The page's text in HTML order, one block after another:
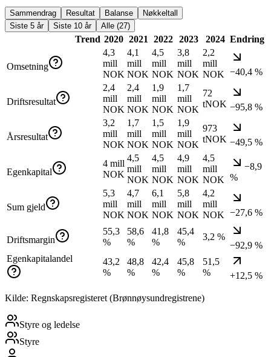
Sammendrag Resultat Balanse
Nøkkeltall
Siste 5 år
Siste 10 år Alle (27)
Trend 2020 2021 2022 2023 2024 Endring
Omsetning
4,3
mill
NOK
4,1
mill
NOK
4,5
mill
NOK
3,8
mill
NOK
2,2
mill
NOK −40,4 %
Driftsresultat
2,4
mill
NOK
2,4
mill
NOK
1,9
mill
NOK
1,7
mill
NOK
72
tNOK −95,8 %
Årsresultat
3,2
mill
NOK
1,7
mill
NOK
1,5
mill
NOK
1,9
mill
NOK
973
tNOK −49,5 %
Egenkapital
4 mill
NOK
4,5
mill
NOK
4,5
mill
NOK
4,9
mill
NOK
4,5
mill
NOK
−8,9
%
Sum gjeld
5,3
mill
NOK
4,7
mill
NOK
6,1
mill
NOK
5,8
mill
NOK
4,2
mill
NOK −27,6 %
Driftsmargin
55,3
%
58,6
%
41,8
%
45,4
%
3,2 %
−92,9 %
Egenkapitalandel
43,2
%
48,8
%
42,4
%
45,8
%
51,5
%
+12,5 %
Kilde: Regnskapsregisteret (Brønnøysundregistrene)
Styre og ledelse
Styre